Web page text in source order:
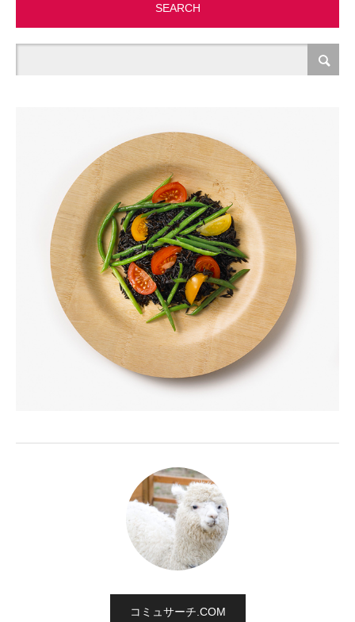
SEARCH
コミュサーチ.COM
事務